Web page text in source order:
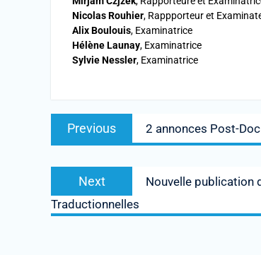
Nicolas Rouhier, Rappporteur et
Alix Boulouis, Examinatrice
Hélène Launay, Examinatrice
Sylvie Nessler, Examinatrice
Previous 2 annonces Post-Doc
Next
Nouvelle publication
Traductionnelles